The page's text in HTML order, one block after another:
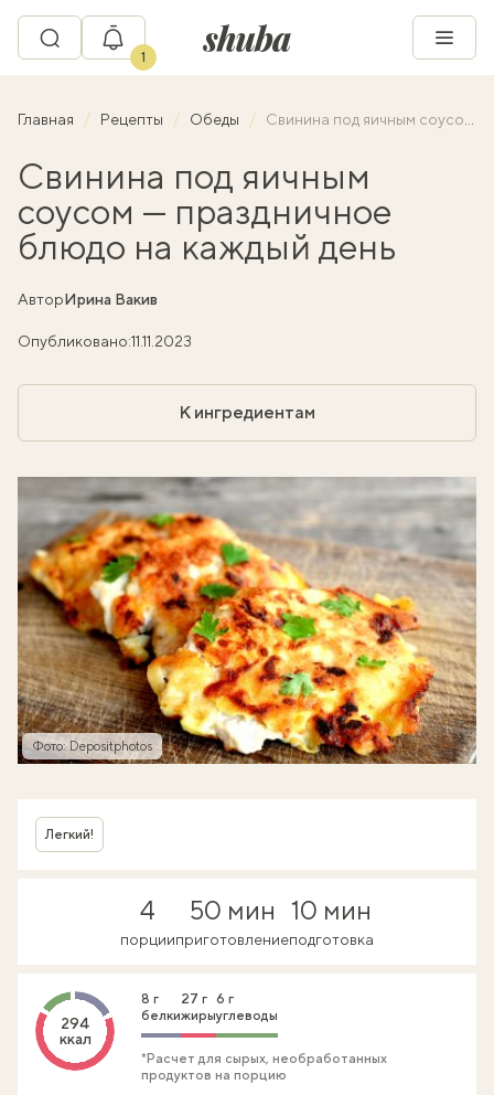
1
Главная Рецепты Обеды Свинина под яичным соусом — праздничное блюдо на каждый день
Свинина под яичным
соусом — праздничное
блюдо на каждый день
АвторИрина Вакив
Опубликовано:11.11.2023
К ингредиентам
Фото: Depositphotos
Легкий!
4
порции
50 мин
приготовление
10 мин
подготовка
294
ккал
8 г
белки
27 г
жиры
6 г
углеводы
*Расчет для сырых, необработанных
продуктов на порцию